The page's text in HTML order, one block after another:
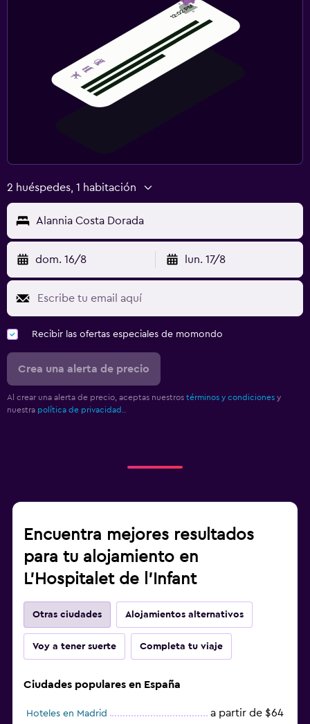
2 huéspedes, 1 habitación
Alannia Costa Dorada
dom. 16/8 lun. 17/8
Recibir las ofertas especiales de momondo
Crea una alerta de precio
Al crear una alerta de precio, aceptas nuestros términos y condiciones y
nuestra política de privacidad.
Encuentra mejores resultados
para tu alojamiento en
L'Hospitalet de l'Infant
Otras ciudades Alojamientos alternativos
Voy a tener suerte Completa tu viaje
Ciudades populares en España
Hoteles en Madrid a partir de $64